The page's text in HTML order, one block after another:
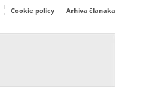
Cookie policy Arhiva članaka